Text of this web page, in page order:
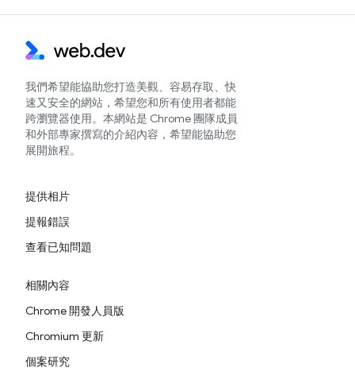
我們希望能協助您打造美觀、容易存取、快
速又安全的網站，希望您和所有使用者都能
跨瀏覽器使用。本網站是 Chrome 團隊成員
和外部專家撰寫的介紹內容，希望能協助您
展開旅程。
提供相片
提報錯誤
查看已知問題
相關內容
Chrome 開發人員版
Chromium 更新
個案研究